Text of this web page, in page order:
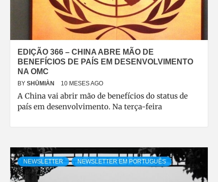
EDIÇÃO 366 – CHINA ABRE MÃO DE
BENEFÍCIOS DE PAÍS EM DESENVOLVIMENTO
NA OMC
BY SHŪMIÀN 10 MESES AGO
A China vai abrir mão de benefícios do status de
país em desenvolvimento. Na terça-feira
NEWSLETTER NEWSLETTER EM PORTUGUÊS